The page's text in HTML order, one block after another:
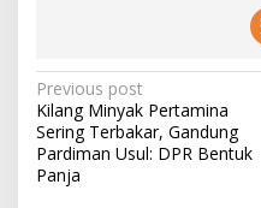
P
o
s
t
Previous post
Kilang Minyak Pertamina
Sering Terbakar, Gandung
Pardiman Usul: DPR Bentuk
Panja